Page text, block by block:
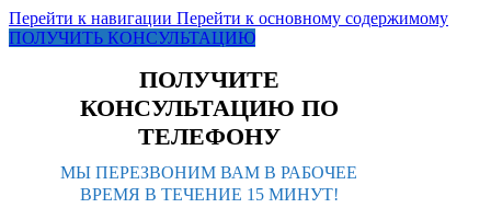
Перейти к навигации Перейти к основному содержимому
ПОЛУЧИТЬ КОНСУЛЬТАЦИЮ
ПОЛУЧИТЕ
КОНСУЛЬТАЦИЮ ПО
ТЕЛЕФОНУ
МЫ ПЕРЕЗВОНИМ ВАМ В РАБОЧЕЕ
ВРЕМЯ В ТЕЧЕНИЕ 15 МИНУТ!